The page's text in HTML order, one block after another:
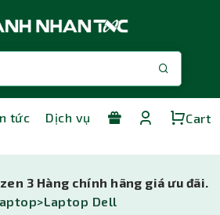
tức Dịch vụ Cart
3 Hàng chính hãng giá ưu đãi.
Laptop Dell